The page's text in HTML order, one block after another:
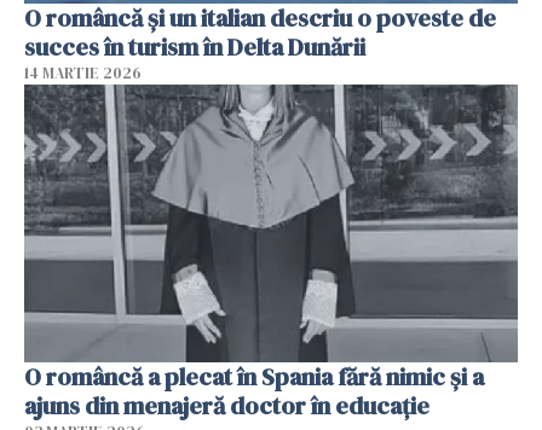
O româncă și un italian descriu o poveste de
succes în turism în Delta Dunării
14 MARTIE 2026
O româncă a plecat în Spania fără nimic și a
ajuns din menajeră doctor în educație